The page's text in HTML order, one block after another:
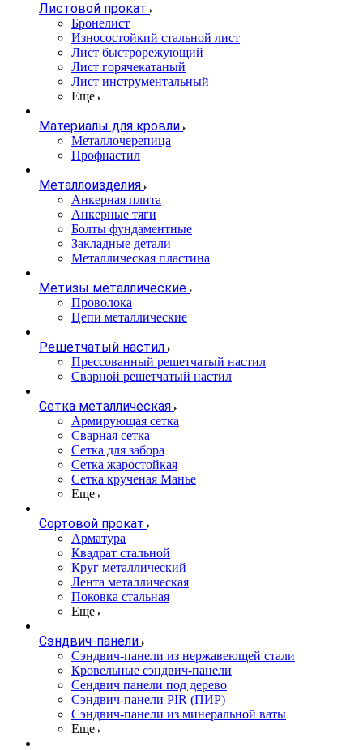
Листовой прокат
Бронелист
Износостойкий стальной лист
Лист быстрорежующий
Лист горячекатаный
Лист инструментальный
Еще
Материалы для кровли
Металлочерепица
Профнастил
Металлоизделия
Анкерная плита
Анкерные тяги
Болты фундаментные
Закладные детали
Металлическая пластина
Метизы металлические
Проволока
Цепи металлические
Решетчатый настил
Прессованный решетчатый настил
Сварной решетчатый настил
Сетка металлическая
Армирующая сетка
Сварная сетка
Сетка для забора
Сетка жаростойкая
Сетка крученая Манье
Еще
Сортовой прокат
Арматура
Квадрат стальной
Круг металлический
Лента металлическая
Поковка стальная
Еще
Сэндвич-панели
Cэндвич-панели из нержавеющей стали
Кровельные сэндвич-панели
Сендвич панели под дерево
Сэндвич-панели PIR (ПИР)
Сэндвич-панели из минеральной ваты
Еще